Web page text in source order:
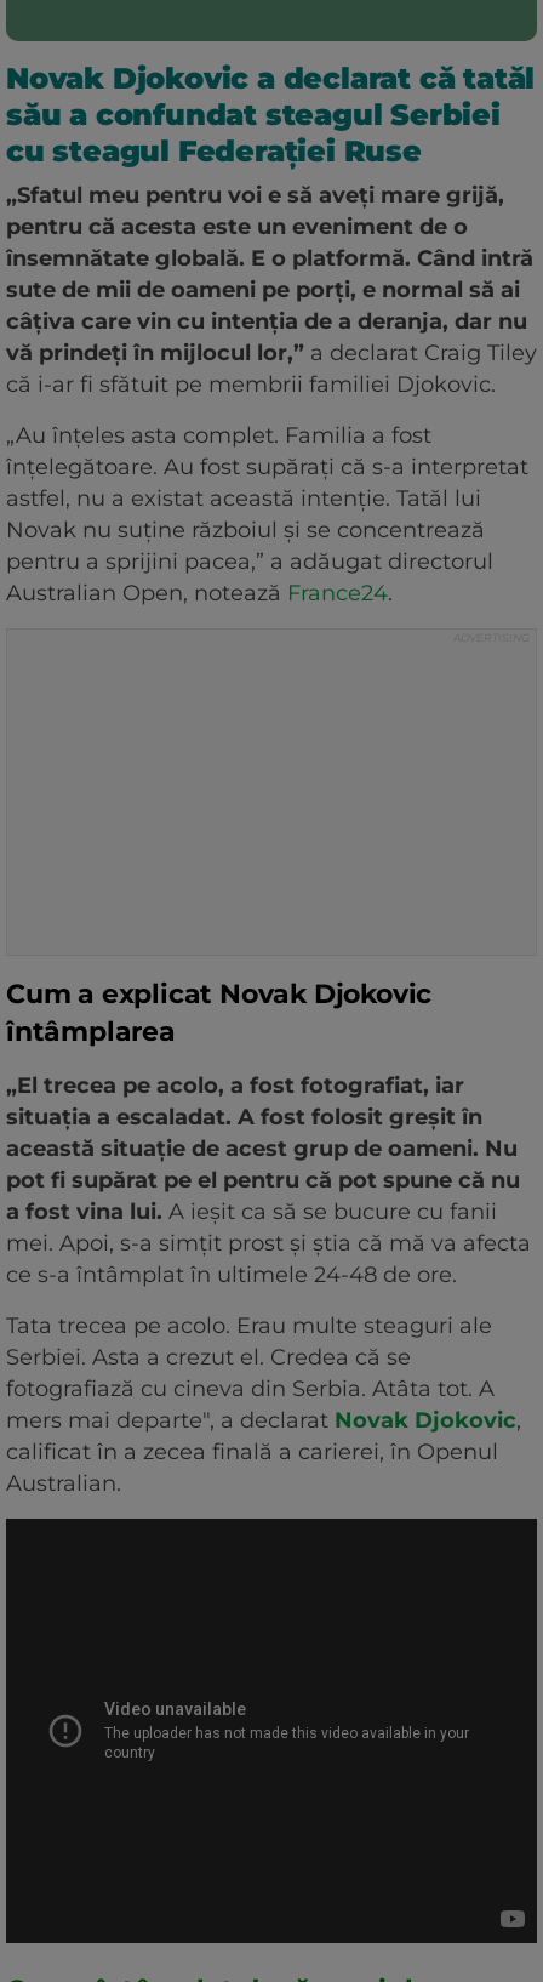
Novak Djokovic a declarat că tatăl
său a confundat steagul Serbiei
cu steagul Federației Ruse
„Sfatul meu pentru voi e să aveți mare grijă,
pentru că acesta este un eveniment de o
însemnătate globală. E o platformă. Când intră
sute de mii de oameni pe porți, e normal să ai
câțiva care vin cu intenția de a deranja, dar nu
vă prindeți în mijlocul lor,” a declarat Craig Tiley
că i-ar fi sfătuit pe membrii familiei Djokovic.
„Au înțeles asta complet. Familia a fost
înțelegătoare. Au fost supărați că s-a interpretat
astfel, nu a existat această intenție. Tatăl lui
Novak nu suține războiul și se concentrează
pentru a sprijini pacea,” a adăugat directorul
Australian Open, notează France24.
Cum a explicat Novak Djokovic
întâmplarea
„El trecea pe acolo, a fost fotografiat, iar
situaţia a escaladat. A fost folosit greşit în
această situaţie de acest grup de oameni. Nu
pot fi supărat pe el pentru că pot spune că nu
a fost vina lui. A ieşit ca să se bucure cu fanii
mei. Apoi, s-a simţit prost şi ştia că mă va afecta
ce s-a întâmplat în ultimele 24-48 de ore.
Tata trecea pe acolo. Erau multe steaguri ale
Serbiei. Asta a crezut el. Credea că se
fotografiază cu cineva din Serbia. Atâta tot. A
mers mai departe", a declarat Novak Djokovic,
calificat în a zecea finală a carierei, în Openul
Australian.